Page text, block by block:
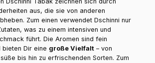
aus, die sie von anderen
Zum einen verwendet Dschinni nur
was zu einem intensiven und
führt. Die Aromen sind fein
bieten Dir eine große Vielfalt – von
bis hin zu erfrischenden Sorten. Zum